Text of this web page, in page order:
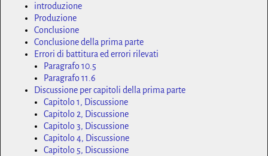
introduzione
Produzione
Conclusione
Conclusione della prima parte
Errori di battitura ed errori rilevati
Paragrafo 10.5
Paragrafo 11.6
Discussione per capitoli della prima parte
Capitolo 1, Discussione
Capitolo 2, Discussione
Capitolo 3, Discussione
Capitolo 4, Discussione
Capitolo 5, Discussione